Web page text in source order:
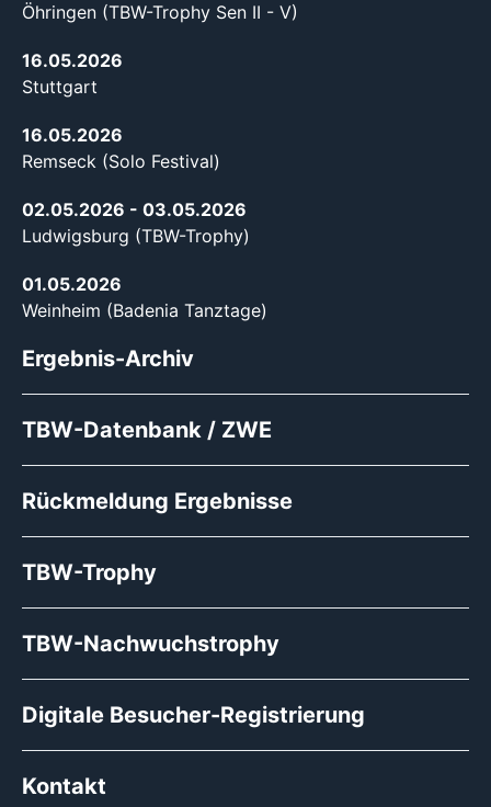
Öhringen (TBW-Trophy Sen II - V)
16.05.2026
Stuttgart
16.05.2026
Remseck (Solo Festival)
02.05.2026 - 03.05.2026
Ludwigsburg (TBW-Trophy)
01.05.2026
Weinheim (Badenia Tanztage)
Ergebnis-Archiv
TBW-Datenbank / ZWE
Rückmeldung Ergebnisse
TBW-Trophy
TBW-Nachwuchstrophy
Digitale Besucher-Registrierung
Kontakt